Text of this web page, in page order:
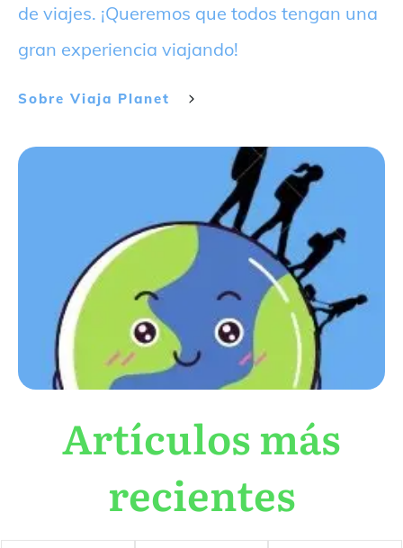
de viajes. ¡Queremos que todos tengan una
gran experiencia viajando!
Sobre Viaja Planet
Artículos más
recientes